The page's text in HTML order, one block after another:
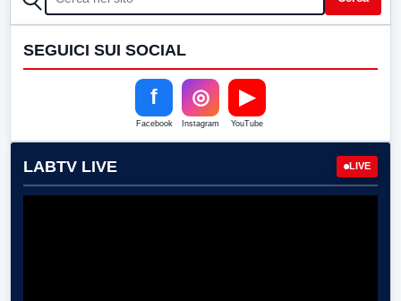
SEGUICI SUI SOCIAL
f
Facebook
◎
Instagram
▶
YouTube
LABTV LIVE LIVE